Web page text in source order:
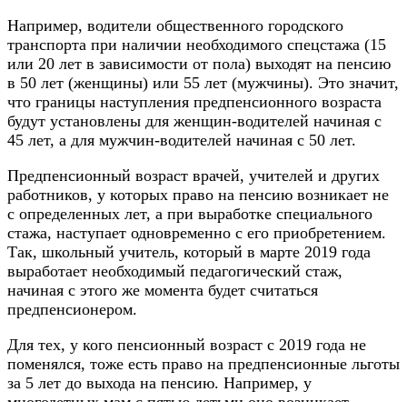
Например, водители общественного городского
транспорта при наличии необходимого спецстажа (15
или 20 лет в зависимости от пола) выходят на пенсию
в 50 лет (женщины) или 55 лет (мужчины). Это значит,
что границы наступления предпенсионного возраста
будут установлены для женщин-водителей начиная с
45 лет, а для мужчин-водителей начиная с 50 лет.
Предпенсионный возраст врачей, учителей и других
работников, у которых право на пенсию возникает не
с определенных лет, а при выработке специального
стажа, наступает одновременно с его приобретением.
Так, школьный учитель, который в марте 2019 года
выработает необходимый педагогический стаж,
начиная с этого же момента будет считаться
предпенсионером.
Для тех, у кого пенсионный возраст с 2019 года не
поменялся, тоже есть право на предпенсионные льготы
за 5 лет до выхода на пенсию. Например, у